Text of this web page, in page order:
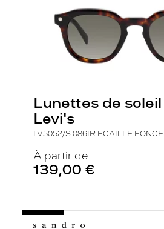
Lunettes de soleil
Levi's
LV5052/S 086IR ECAILLE FONCE
À partir de
139,00 €